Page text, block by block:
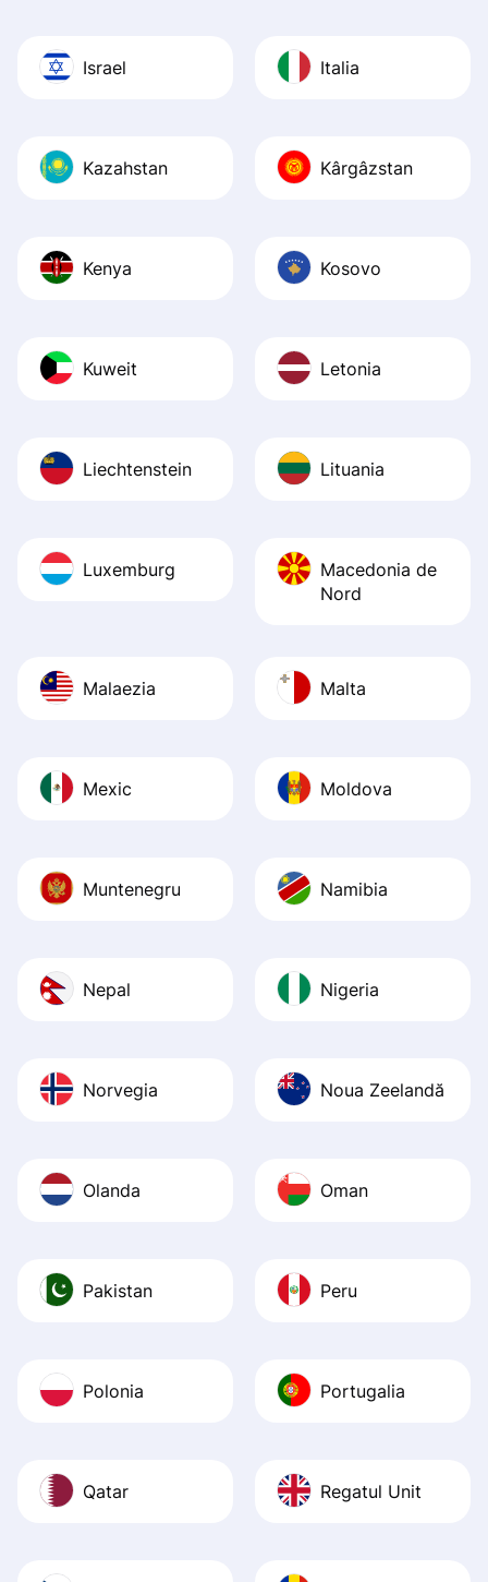
Israel Italia
Kazahstan Kârgâzstan
Kenya Kosovo
Kuweit Letonia
Liechtenstein Lituania
Luxemburg
Macedonia de
Nord
Malaezia Malta
Mexic Moldova
Muntenegru Namibia
Nepal Nigeria
Norvegia Noua Zeelandă
Olanda Oman
Pakistan Peru
Polonia Portugalia
Qatar Regatul Unit